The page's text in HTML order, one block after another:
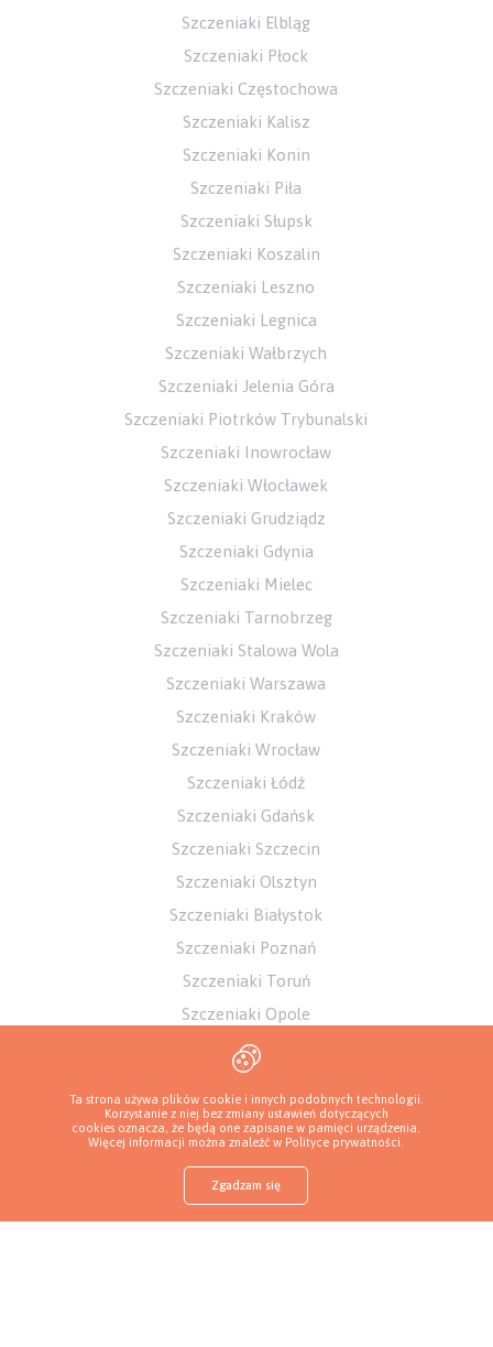
Szczeniaki Elbląg
Szczeniaki Płock
Szczeniaki Częstochowa
Szczeniaki Kalisz
Szczeniaki Konin
Szczeniaki Piła
Szczeniaki Słupsk
Szczeniaki Koszalin
Szczeniaki Leszno
Szczeniaki Legnica
Szczeniaki Wałbrzych
Szczeniaki Jelenia Góra
Szczeniaki Piotrków Trybunalski
Szczeniaki Inowrocław
Szczeniaki Włocławek
Szczeniaki Grudziądz
Szczeniaki Gdynia
Szczeniaki Mielec
Szczeniaki Tarnobrzeg
Szczeniaki Stalowa Wola
Szczeniaki Warszawa
Szczeniaki Kraków
Szczeniaki Wrocław
Szczeniaki Łódź
Szczeniaki Gdańsk
Szczeniaki Szczecin
Szczeniaki Olsztyn
Szczeniaki Białystok
Szczeniaki Poznań
Szczeniaki Toruń
Szczeniaki Opole
Szczeniaki Katowice
Znajdź szczeniaka Dodaj hodowlę
Ta strona używa plików cookie i innych podobnych technologii.
Korzystanie z niej bez zmiany ustawień dotyczących
cookies oznacza, że będą one zapisane w pamięci urządzenia.
Więcej informacji można znaleźć w Polityce prywatności
Zgadzam się